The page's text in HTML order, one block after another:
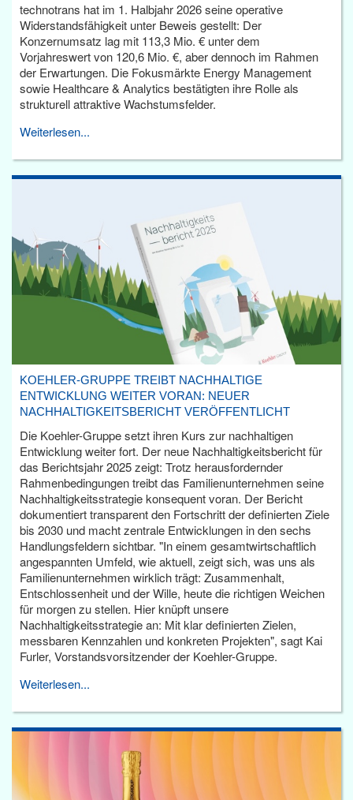
technotrans hat im 1. Halbjahr 2026 seine operative
Widerstandsfähigkeit unter Beweis gestellt: Der
Konzernumsatz lag mit 113,3 Mio. € unter dem
Vorjahreswert von 120,6 Mio. €, aber dennoch im Rahmen
der Erwartungen. Die Fokusmärkte Energy Management
sowie Healthcare & Analytics bestätigten ihre Rolle als
strukturell attraktive Wachstumsfelder.
Weiterlesen...
KOEHLER-GRUPPE TREIBT NACHHALTIGE
ENTWICKLUNG WEITER VORAN: NEUER
NACHHALTIGKEITSBERICHT VERÖFFENTLICHT
Die Koehler-Gruppe setzt ihren Kurs zur nachhaltigen
Entwicklung weiter fort. Der neue Nachhaltigkeitsbericht für
das Berichtsjahr 2025 zeigt: Trotz herausfordernder
Rahmenbedingungen treibt das Familienunternehmen seine
Nachhaltigkeitsstrategie konsequent voran. Der Bericht
dokumentiert transparent den Fortschritt der definierten Ziele
bis 2030 und macht zentrale Entwicklungen in den sechs
Handlungsfeldern sichtbar. "In einem gesamtwirtschaftlich
angespannten Umfeld, wie aktuell, zeigt sich, was uns als
Familienunternehmen wirklich trägt: Zusammenhalt,
Entschlossenheit und der Wille, heute die richtigen Weichen
für morgen zu stellen. Hier knüpft unsere
Nachhaltigkeitsstrategie an: Mit klar definierten Zielen,
messbaren Kennzahlen und konkreten Projekten", sagt Kai
Furler, Vorstandsvorsitzender der Koehler-Gruppe.
Weiterlesen...